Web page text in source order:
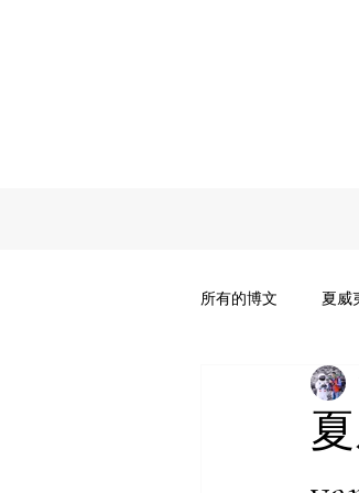
所有的博文 夏威
夏威夷·茂宜岛